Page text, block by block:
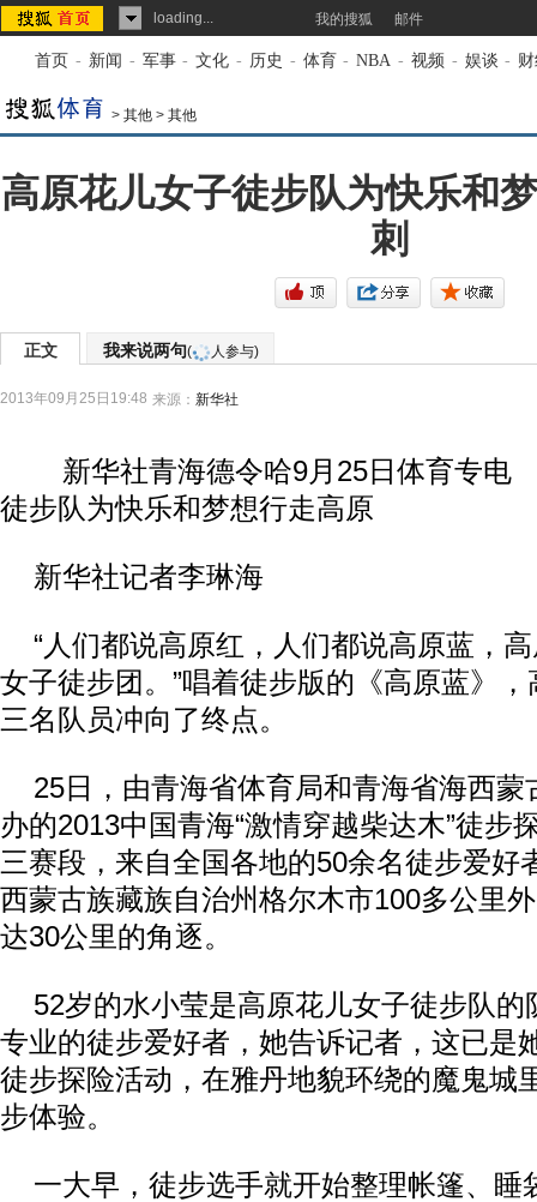
loading... 我的搜狐 邮件
首页 - 新闻 - 军事 - 文化 - 历史 - 体育 - NBA - 视频 - 娱谈 -
> 其他 > 其他
高原花儿女子徒步队为快乐和
刺
正文 我来说两句( 人参与)
2013年09月25日19:48 来源： 新华社
新华社青海德令哈9月25日体育专电
徒步队为快乐和梦想行走高原
新华社记者李琳海
“人们都说高原红，人们都说高原蓝，
女子徒步团。”唱着徒步版的《高原蓝》
三名队员冲向了终点。
25日，由青海省体育局和青海省海西蒙
办的2013中国青海“激情穿越柴达木”徒步
三赛段，来自全国各地的50余名徒步爱好
西蒙古族藏族自治州格尔木市100多公里
达30公里的角逐。
52岁的水小莹是高原花儿女子徒步队的
专业的徒步爱好者，她告诉记者，这已是
徒步探险活动，在雅丹地貌环绕的魔鬼城
步体验。
一大早，徒步选手就开始整理帐篷、睡